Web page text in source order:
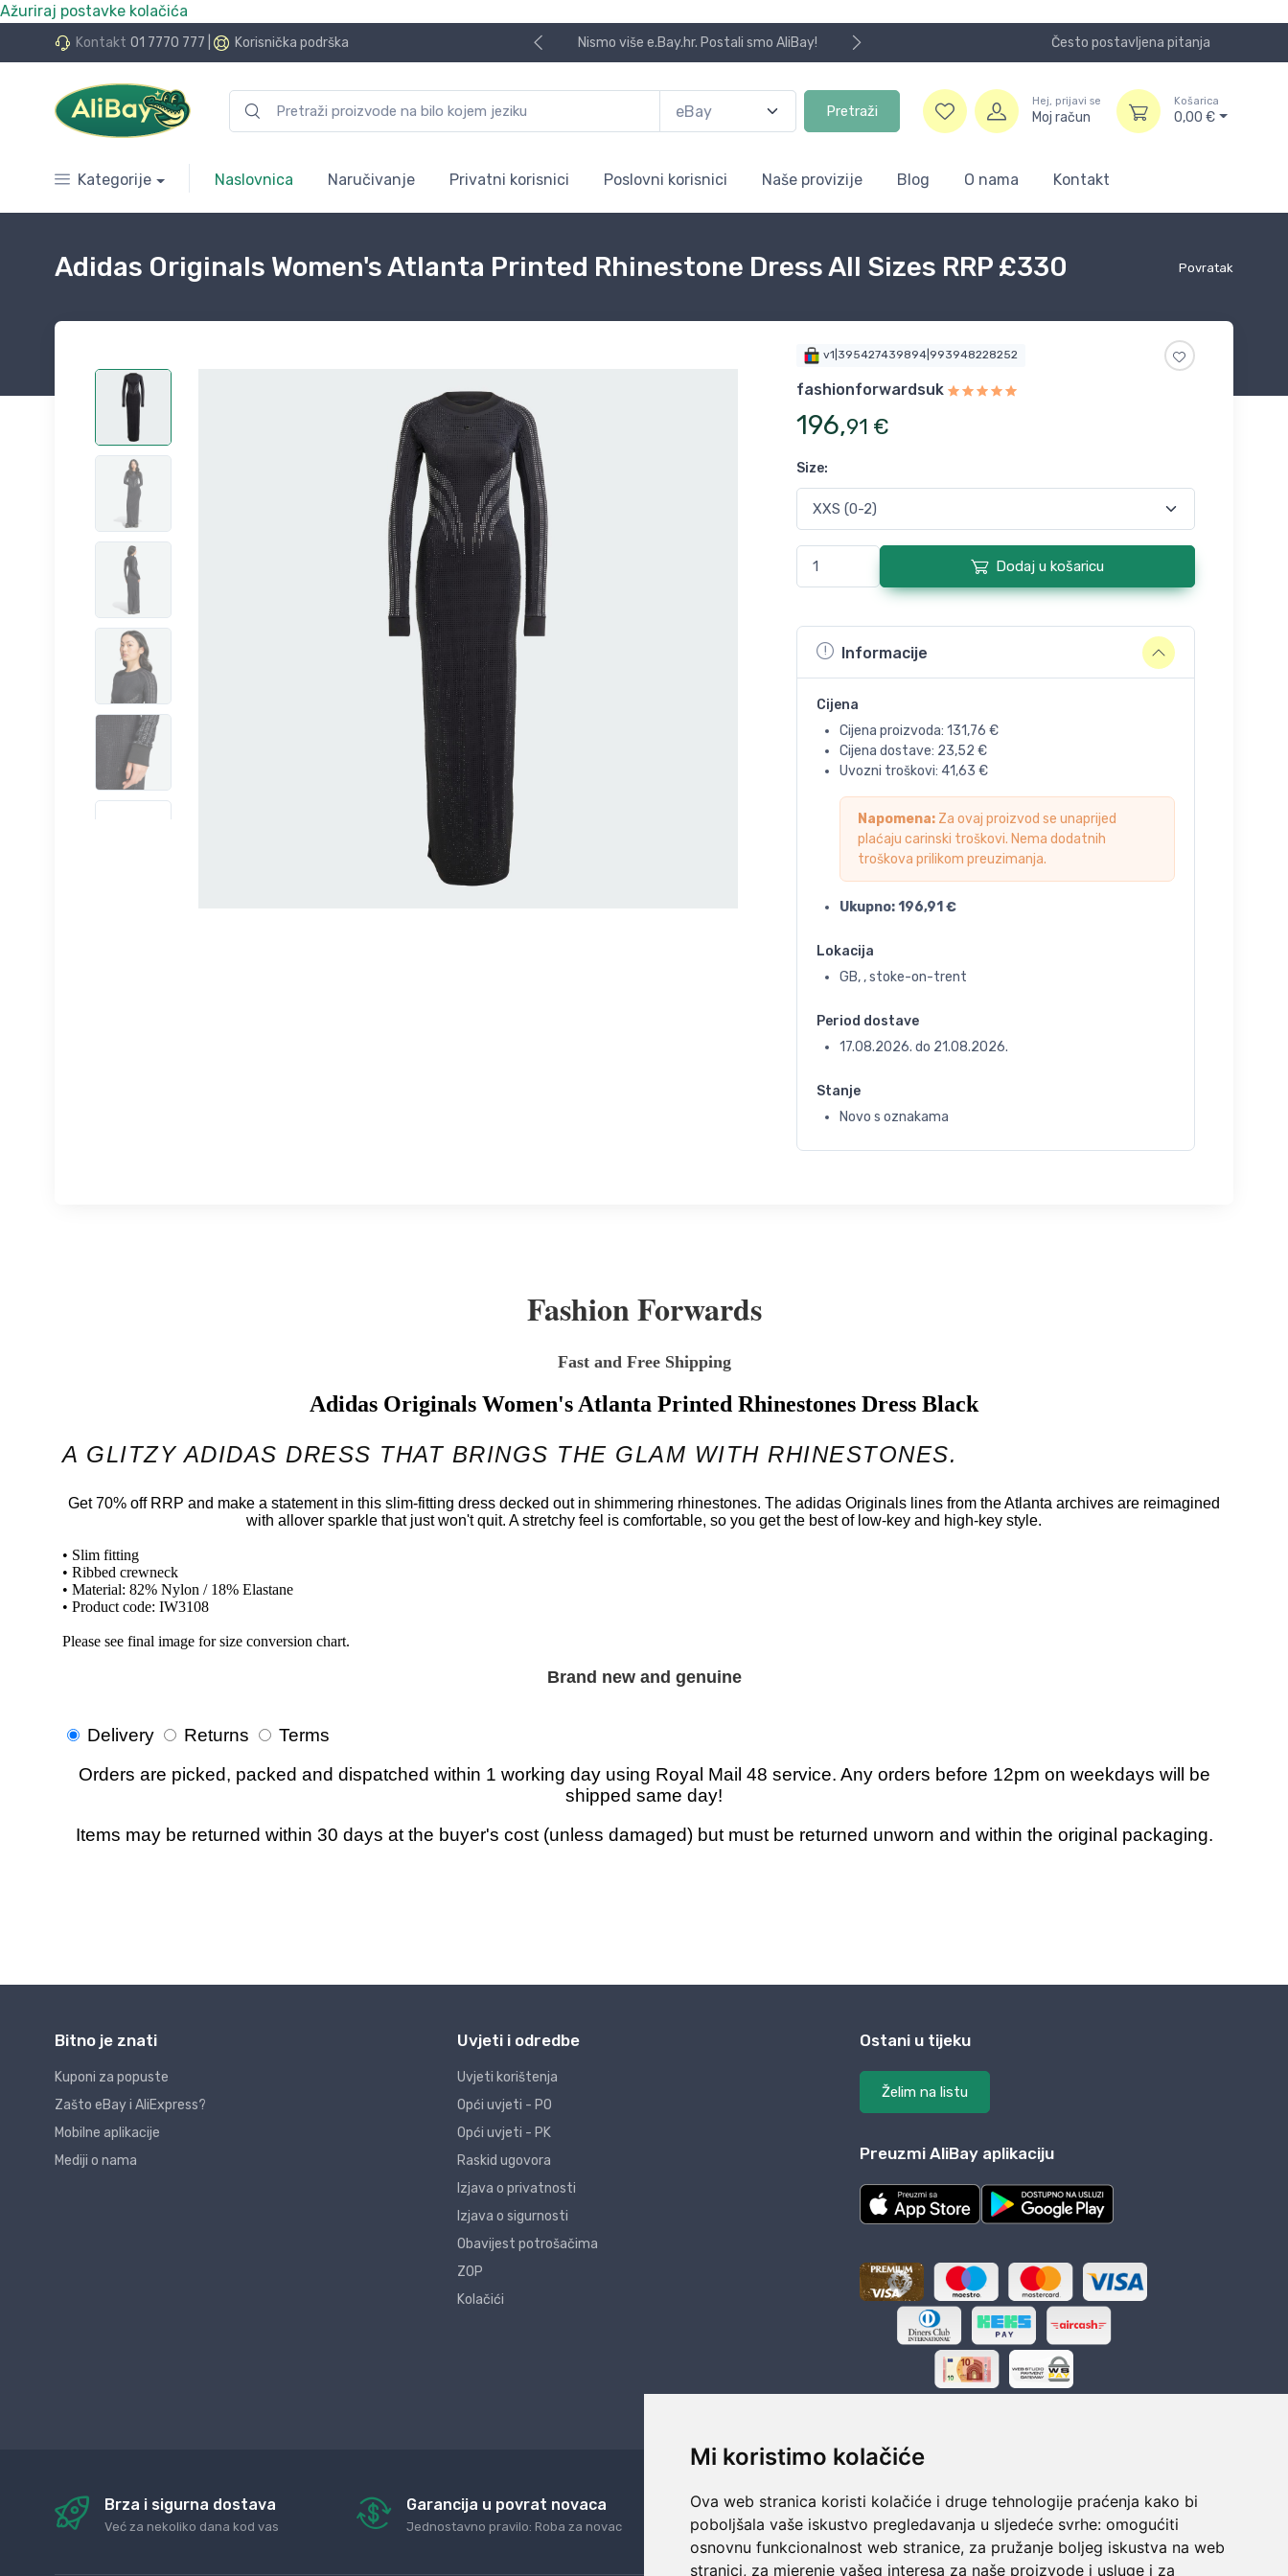
Mi koristimo kolačiće
Ova web stranica koristi kolačiće i druge tehnologije praćenja kako bi
poboljšala vaše iskustvo pregledavanja u sljedeće svrhe: omogućiti
osnovnu funkcionalnost web stranice, za pružanje boljeg iskustva na web
stranici, za mjerenje vašeg interesa za naše proizvode i usluge i za
Ažuriraj postavke kolačića
Kontakt 01 7770 777 Korisnička podrška
24 rate bez kamata Nismo više e.Bay.hr. Postali smo AliBay! Često postavljena pitanja
Pretraži
Hej, prijavi se
Moj račun
Košarica
0,00 €
Kategorije Naslovnica Naručivanje Privatni korisnici Poslovni korisnici Naše provizije Blog O nama Kontakt
Povratak
Adidas Originals Women's Atlanta Printed Rhinestone Dress All Sizes RRP £330
v1|395427439894|993948228252
fashionforwardsuk
196,91 €
Size:
Dodaj u košaricu
Informacije
Cijena
Cijena proizvoda: 131,76 €
Cijena dostave: 23,52 €
Uvozni troškovi: 41,63 €
Napomena:Za ovaj proizvod se unaprijed
plaćaju carinski troškovi. Nema dodatnih
troškova prilikom preuzimanja.
Ukupno:196,91 €
Lokacija
GB, , stoke-on-trent
Period dostave
17.08.2026. do 21.08.2026.
Stanje
Novo s oznakama
Bitno je znati
Kuponi za popuste
Zašto eBay i AliExpress?
Mobilne aplikacije
Mediji o nama
Uvjeti i odredbe
Uvjeti korištenja
Opći uvjeti - PO
Opći uvjeti - PK
Raskid ugovora
Izjava o privatnosti
Izjava o sigurnosti
Obavijest potrošačima
ZOP
Kolačići
Ostani u tijeku
Želim na listu
Preuzmi AliBay aplikaciju
Brza i sigurna dostava
Već za nekoliko dana kod vas
Garancija u povrat novaca
Jednostavno pravilo: Roba za novac
24/7 odlična podrška
Naši agenti uvijek na raspolaganju
Sigurno obročno plaćanje
Do 24 rata bez kamata